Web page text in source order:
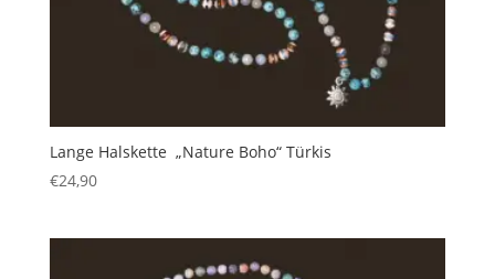
Lange Halskette „Nature Boho“ Türkis
€24,90